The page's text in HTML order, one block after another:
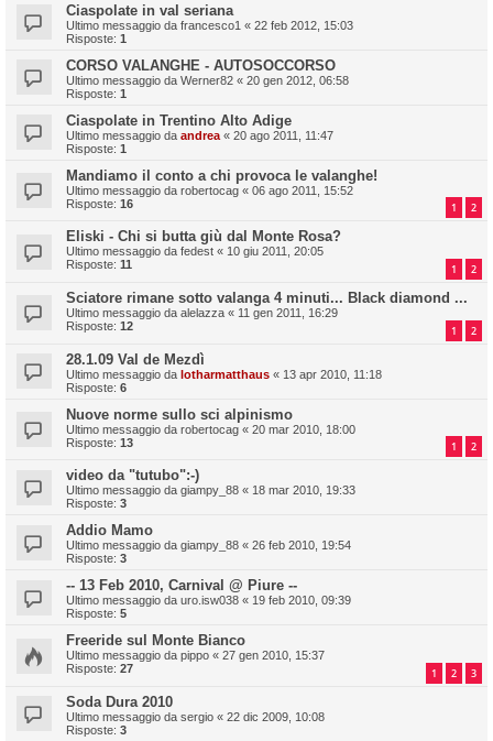
Ciaspolate in val seriana
Ultimo messaggio da francesco1 « 22 feb 2012, 15:03
Risposte: 1
CORSO VALANGHE - AUTOSOCCORSO
Ultimo messaggio da Werner82 « 20 gen 2012, 06:58
Risposte: 1
Ciaspolate in Trentino Alto Adige
Ultimo messaggio da andrea « 20 ago 2011, 11:47
Risposte: 1
Mandiamo il conto a chi provoca le valanghe!
Ultimo messaggio da robertocag « 06 ago 2011, 15:52
Risposte: 16 1 2
Eliski - Chi si butta giù dal Monte Rosa?
Ultimo messaggio da fedest « 10 giu 2011, 20:05
Risposte: 11 1 2
Sciatore rimane sotto valanga 4 minuti... Black diamond ...
Ultimo messaggio da alelazza « 11 gen 2011, 16:29
Risposte: 12 1 2
28.1.09 Val de Mezdì
Ultimo messaggio da lotharmatthaus « 13 apr 2010, 11:18
Risposte: 6
Nuove norme sullo sci alpinismo
Ultimo messaggio da robertocag « 20 mar 2010, 18:00
Risposte: 13 1 2
video da "tutubo":-)
Ultimo messaggio da giampy_88 « 18 mar 2010, 19:33
Risposte: 3
Addio Mamo
Ultimo messaggio da giampy_88 « 26 feb 2010, 19:54
Risposte: 3
-- 13 Feb 2010, Carnival @ Piure --
Ultimo messaggio da uro.isw038 « 19 feb 2010, 09:39
Risposte: 5
Freeride sul Monte Bianco
Ultimo messaggio da pippo « 27 gen 2010, 15:37
Risposte: 27 1 2 3
Soda Dura 2010
Ultimo messaggio da sergio « 22 dic 2009, 10:08
Risposte: 3